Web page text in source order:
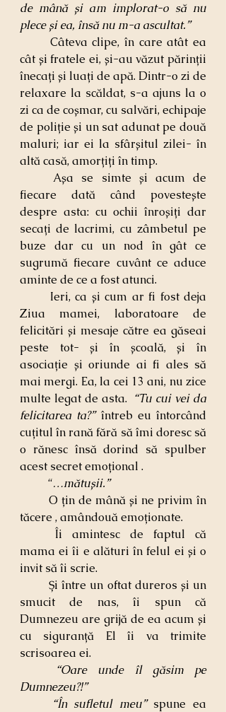
de mână și am implorat-o să nu
plece și ea, însă nu m-a ascultat.”
Câteva clipe, în care atât ea
cât și fratele ei, și-au văzut părinții
înecați și luați de apă. Dintr-o zi de
relaxare la scăldat, s-a ajuns la o
zi ca de coșmar, cu salvări, echipaje
de poliție și un sat adunat pe două
maluri; iar ei la sfârșitul zilei- în
altă casă, amorțiți în timp.
	Așa se simte și acum de
fiecare dată când povestește
despre asta: cu ochii înroșiți dar
secați de lacrimi, cu zâmbetul pe
buze dar cu un nod în gât ce
sugrumă fiecare cuvânt ce aduce
aminte de ce a fost atunci.
Ziua mamei, laboratoare de
felicitări și mesaje către ea găseai
peste tot- și în școală, și în
asociație și oriunde ai fi ales să
mai mergi. Ea, la cei 13 ani, nu zice
multe legat de asta. “Tu cui vei da
felicitarea ta?” întreb eu întorcând
cuțitul în rană fără să îmi doresc să
o rănesc însă dorind să spulber
acest secret emoțional .
	“
…mătușii.”
tăcere , amândouă emoționate.
mama ei îi e alături în felul ei și o
invit să îi scrie.
	Și între un oftat dureros și un
smucit de nas, îi spun că
Dumnezeu are grijă de ea acum și
cu siguranță El îi va trimite
scrisoarea ei.
Dumnezeu?!”
	“În sufletul meu”
spune ea